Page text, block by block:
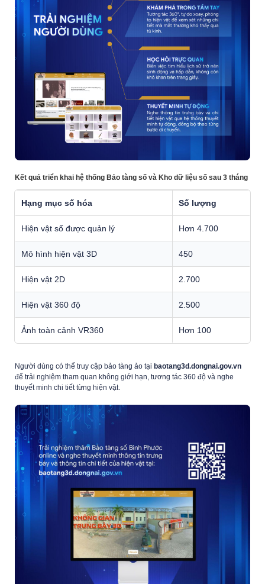
Kết quả triển khai hệ thống Bảo tàng số và Kho dữ liệu số sau 3 tháng
Hạng mục số hóa Số lượng
Hiện vật số được quản lý Hơn 4.700
Mô hình hiện vật 3D 450
Hiện vật 2D 2.700
Hiện vật 360 độ 2.500
Ảnh toàn cảnh VR360 Hơn 100
Người dùng có thể truy cập bảo tàng ảo tại baotang3d.dongnai.gov.vn
để trải nghiệm tham quan không giới hạn, tương tác 360 độ và nghe
thuyết minh chi tiết từng hiện vật.